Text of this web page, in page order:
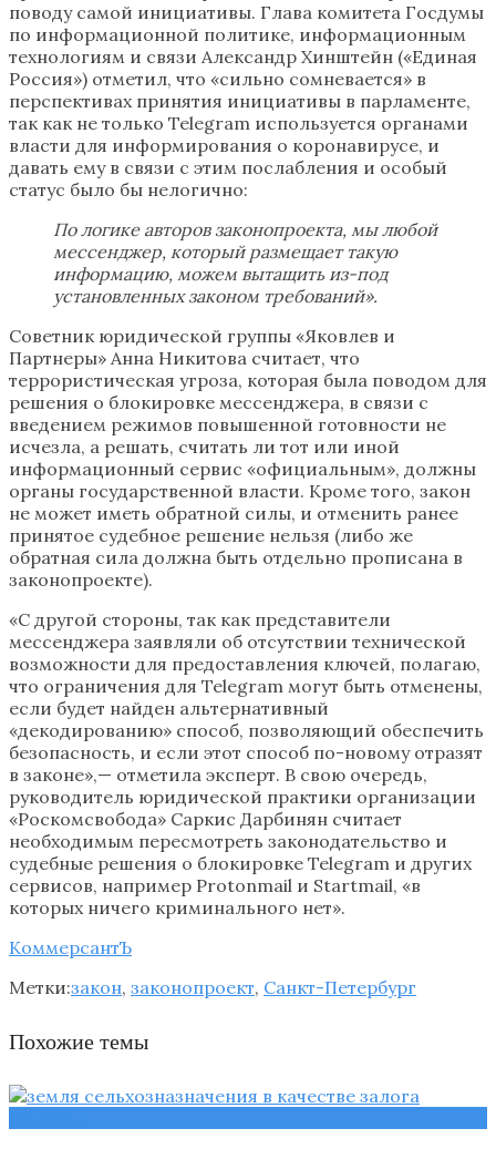
поводу самой инициативы. Глава комитета Госдумы
по информационной политике, информационным
технологиям и связи Александр Хинштейн («Единая
Россия») отметил, что «сильно сомневается» в
перспективах принятия инициативы в парламенте,
так как не только Telegram используется органами
власти для информирования о коронавирусе, и
давать ему в связи с этим послабления и особый
статус было бы нелогично:
По логике авторов законопроекта, мы любой
мессенджер, который размещает такую
информацию, можем вытащить из-под
установленных законом требований».
Советник юридической группы «Яковлев и
Партнеры» Анна Никитова считает, что
террористическая угроза, которая была поводом для
решения о блокировке мессенджера, в связи с
введением режимов повышенной готовности не
исчезла, а решать, считать ли тот или иной
информационный сервис «официальным», должны
органы государственной власти. Кроме того, закон
не может иметь обратной силы, и отменить ранее
принятое судебное решение нельзя (либо же
обратная сила должна быть отдельно прописана в
законопроекте).
«С другой стороны, так как представители
мессенджера заявляли об отсутствии технической
возможности для предоставления ключей, полагаю,
что ограничения для Telegram могут быть отменены,
если будет найден альтернативный
«декодированию» способ, позволяющий обеспечить
безопасность, и если этот способ по-новому отразят
в законе»,— отметила эксперт. В свою очередь,
руководитель юридической практики организации
«Роскомсвобода» Саркис Дарбинян считает
необходимым пересмотреть законодательство и
судебные решения о блокировке Telegram и других
сервисов, например Protonmail и Startmail, «в
которых ничего криминального нет».
КоммерсантЪ
Метки:закон, законопроект, Санкт-Петербург
Похожие темы